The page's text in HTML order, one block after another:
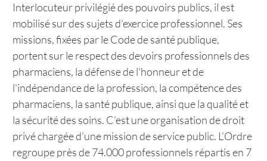
Interlocuteur privilégié des pouvoirs publics, il est
mobilisé sur des sujets d'exercice professionnel. Ses
missions, fixées par le Code de santé publique,
portent sur le respect des devoirs professionnels des
pharmaciens, la défense de l'honneur et de
l'indépendance de la profession, la compétence des
pharmaciens, la santé publique, ainsi que la qualité et
la sécurité des soins. C’est une organisation de droit
privé chargée d’une mission de service public. L’Ordre
regroupe près de 74.000 professionnels répartis en 7